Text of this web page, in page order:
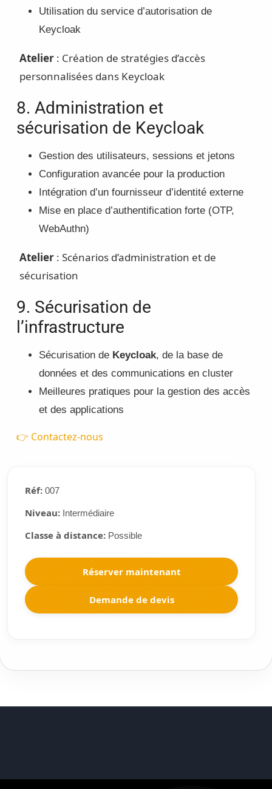
Utilisation du service d’autorisation de
Keycloak
Atelier: Création de stratégies d’accès
personnalisées dans Keycloak
8. Administration et
sécurisation de Keycloak
Gestion des utilisateurs, sessions et jetons
Configuration avancée pour la production
Intégration d’un fournisseur d’identité externe
Mise en place d’authentification forte (OTP,
WebAuthn)
Atelier: Scénarios d’administration et de
sécurisation
9. Sécurisation de
l’infrastructure
Sécurisation de Keycloak, de la base de
données et des communications en cluster
Meilleures pratiques pour la gestion des accès
et des applications
👉 Contactez-nous
Réf:007
Niveau:Intermédiaire
Classe à distance:Possible
Réserver maintenant
Demande de devis